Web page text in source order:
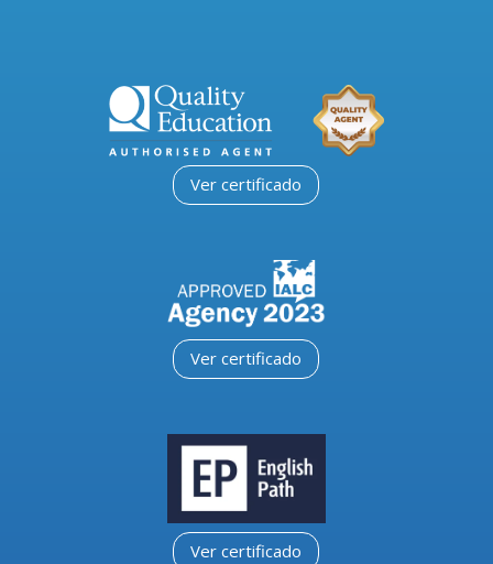
Ver certificado
Ver certificado
Ver certificado